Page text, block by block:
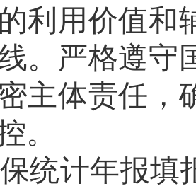
利用价值和
。严格遵守
主体责任，
。
统计年报填